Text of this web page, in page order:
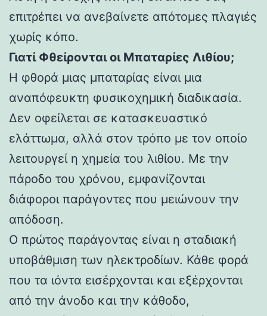
επιτρέπει να ανεβαίνετε απότομες πλαγιές
χωρίς κόπο.
Γιατί Φθείρονται οι Μπαταρίες Λιθίου;
Η φθορά μιας μπαταρίας είναι μια
αναπόφευκτη φυσικοχημική διαδικασία.
Δεν οφείλεται σε κατασκευαστικό
ελάττωμα, αλλά στον τρόπο με τον οποίο
λειτουργεί η χημεία του λιθίου. Με την
πάροδο του χρόνου, εμφανίζονται
διάφοροι παράγοντες που μειώνουν την
απόδοση.
Ο πρώτος παράγοντας είναι η σταδιακή
υποβάθμιση των ηλεκτροδίων. Κάθε φορά
που τα ιόντα εισέρχονται και εξέρχονται
από την άνοδο και την κάθοδο,